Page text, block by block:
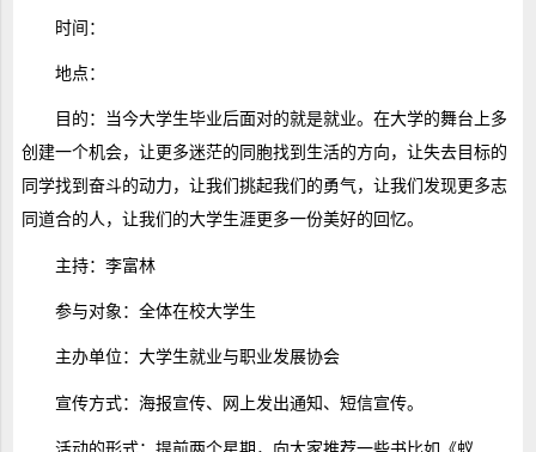
时间：
地点：
目的：当今大学生毕业后面对的就是就业。在大学的舞台上多
创建一个机会，让更多迷茫的同胞找到生活的方向，让失去目标的
同学找到奋斗的动力，让我们挑起我们的勇气，让我们发现更多志
同道合的人，让我们的大学生涯更多一份美好的回忆。
主持：李富林
参与对象：全体在校大学生
主办单位：大学生就业与职业发展协会
宣传方式：海报宣传、网上发出通知、短信宣传。